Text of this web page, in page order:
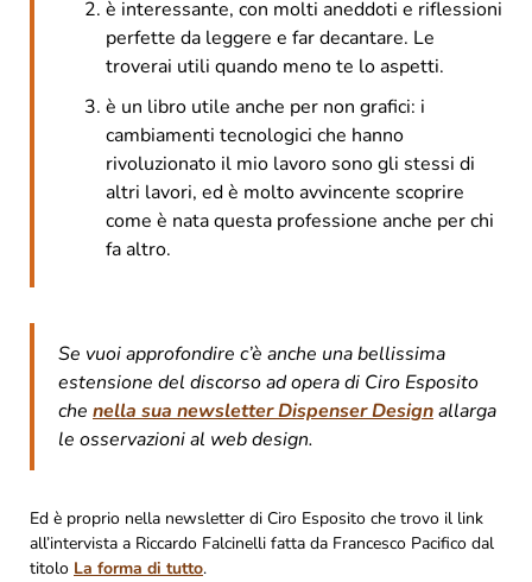
è interessante, con molti aneddoti e riflessioni
perfette da leggere e far decantare. Le
troverai utili quando meno te lo aspetti.
è un libro utile anche per non grafici: i
cambiamenti tecnologici che hanno
rivoluzionato il mio lavoro sono gli stessi di
altri lavori, ed è molto avvincente scoprire
come è nata questa professione anche per chi
fa altro.
Se vuoi approfondire c’è anche una bellissima
estensione del discorso ad opera di Ciro Esposito
che nella sua newsletter Dispenser Designallarga
le osservazioni al web design.
Ed è proprio nella newsletter di Ciro Esposito che trovo il link
all’intervista a Riccardo Falcinelli fatta da Francesco Pacifico dal
titolo La forma di tutto.